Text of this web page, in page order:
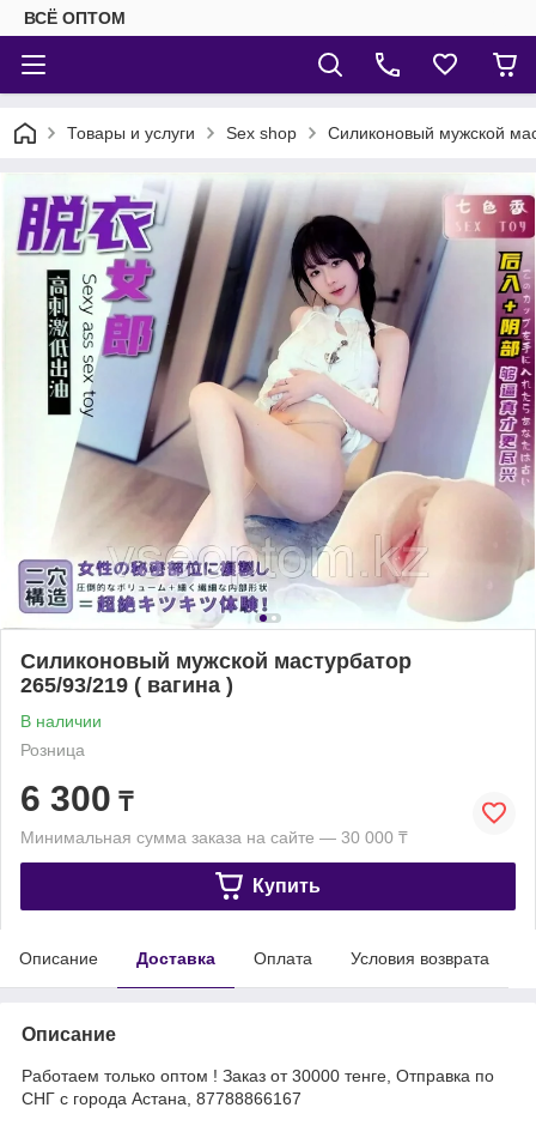
ВСЁ ОПТОМ
Товары и услуги Sex shop Силиконовый мужской
Силиконовый мужской мастурбатор
265/93/219 ( вагина )
В наличии
Розница
6 300 ₸
Минимальная сумма заказа на сайте — 30 000 ₸
Купить
Описание Доставка Оплата Условия возврата
Описание
Работаем только оптом ! Заказ от 30000 тенге, Отправка по
СНГ с города Астана, 87788866167